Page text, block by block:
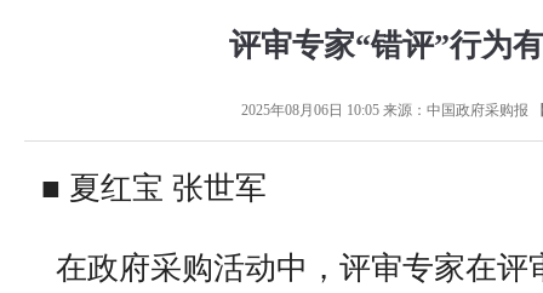
评审专家“错评”行为
2025年08月06日 10:05来源： 中国政府采购报
■ 夏红宝 张世军
在政府采购活动中，评审专家在评